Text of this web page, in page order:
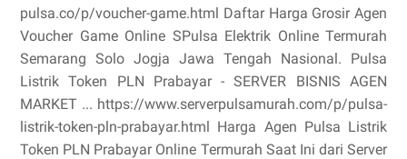
pulsa.co/p/voucher-game.html Daftar Harga Grosir Agen
Voucher Game Online SPulsa Elektrik Online Termurah
Semarang Solo Jogja Jawa Tengah Nasional. Pulsa
Listrik Token PLN Prabayar - SERVER BISNIS AGEN
MARKET ... https://www.serverpulsamurah.com/p/pulsa-
listrik-token-pln-prabayar.html Harga Agen Pulsa Listrik
Token PLN Prabayar Online Termurah Saat Ini dari Server